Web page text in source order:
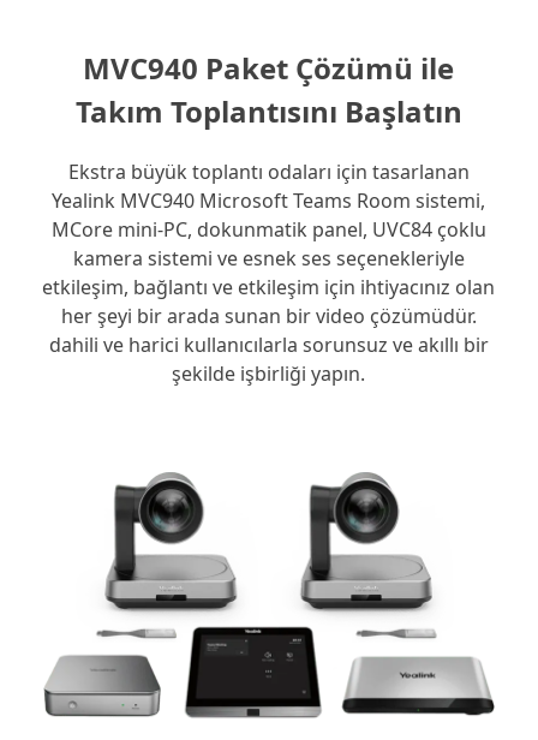
MVC940 Paket Çözümü ile
Takım Toplantısını Başlatın
Ekstra büyük toplantı odaları için tasarlanan
Yealink MVC940 Microsoft Teams Room sistemi,
MCore mini-PC, dokunmatik panel, UVC84 çoklu
kamera sistemi ve esnek ses seçenekleriyle
etkileşim, bağlantı ve etkileşim için ihtiyacınız olan
her şeyi bir arada sunan bir video çözümüdür.
dahili ve harici kullanıcılarla sorunsuz ve akıllı bir
şekilde işbirliği yapın.